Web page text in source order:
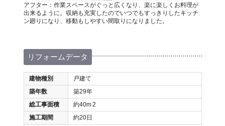
アフター：作業スペースがぐっと広くなり、楽に楽しくお料理が
出来るように。収納も充実したのでいつでもすっきりしたキッチ
ン廻りになり、移動もしやすい間取りになりました。
リフォームデータ
建物種別
戸建て
築年数
築29年
総工事面積
約40m2
施工期間
約20日